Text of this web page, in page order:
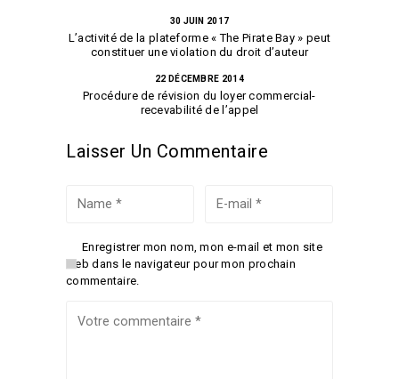
30 JUIN 2017
L’activité de la plateforme « The Pirate Bay » peut
constituer une violation du droit d’auteur
22 DÉCEMBRE 2014
Procédure de révision du loyer commercial-
recevabilité de l’appel
Laisser Un Commentaire
Enregistrer mon nom, mon e-mail et mon site
web dans le navigateur pour mon prochain
commentaire.